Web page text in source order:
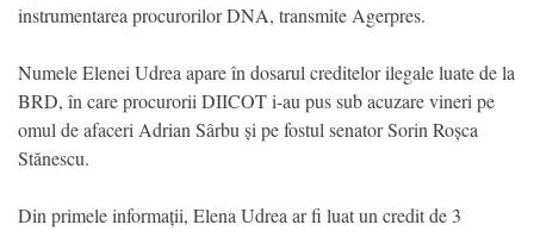
instrumentarea procurorilor DNA, transmite Agerpres.
Numele Elenei Udrea apare în dosarul creditelor ilegale luate de la
BRD, în care procurorii DIICOT i-au pus sub acuzare vineri pe
omul de afaceri Adrian Sârbu și pe fostul senator Sorin Roșca
Stănescu.
Din primele informații, Elena Udrea ar fi luat un credit de 3